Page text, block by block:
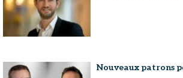
Nouveaux patrons